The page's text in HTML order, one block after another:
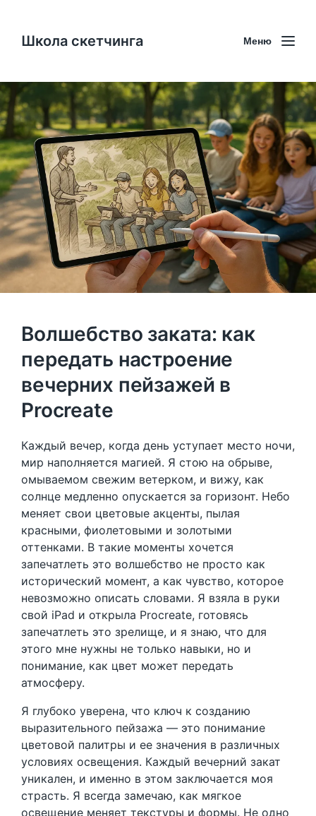
Школа скетчинга Меню
Волшебство заката: как
передать настроение
вечерних пейзажей в
Procreate
Каждый вечер, когда день уступает место ночи,
мир наполняется магией. Я стою на обрыве,
омываемом свежим ветерком, и вижу, как
солнце медленно опускается за горизонт. Небо
меняет свои цветовые акценты, пылая
красными, фиолетовыми и золотыми
оттенками. В такие моменты хочется
запечатлеть это волшебство не просто как
исторический момент, а как чувство, которое
невозможно описать словами. Я взяла в руки
свой iPad и открыла Procreate, готовясь
запечатлеть это зрелище, и я знаю, что для
этого мне нужны не только навыки, но и
понимание, как цвет может передать
атмосферу.
Я глубоко уверена, что ключ к созданию
выразительного пейзажа — это понимание
цветовой палитры и ее значения в различных
условиях освещения. Каждый вечерний закат
уникален, и именно в этом заключается моя
страсть. Я всегда замечаю, как мягкое
освещение меняет текстуры и формы. Не одно